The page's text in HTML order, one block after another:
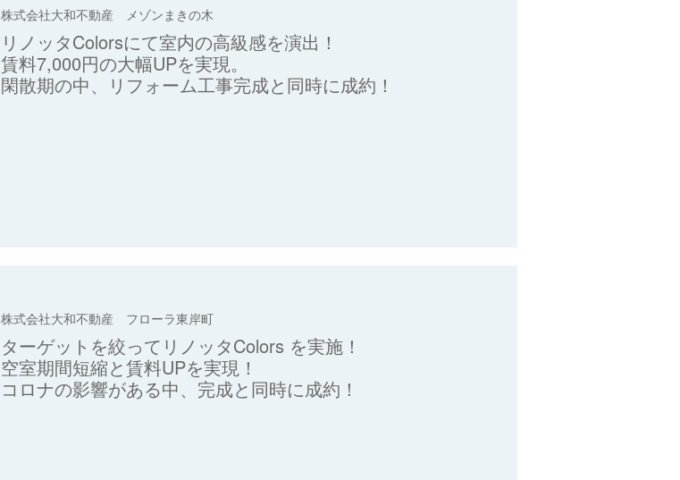
株式会社大和不動産 メゾンまきの木
リノッタColorsにて室内の高級感を演出！
賃料7,000円の大幅UPを実現。
閑散期の中、リフォーム工事完成と同時に成約！
株式会社大和不動産 フローラ東岸町
ターゲットを絞ってリノッタColors を実施！
空室期間短縮と賃料UPを実現！
コロナの影響がある中、完成と同時に成約！